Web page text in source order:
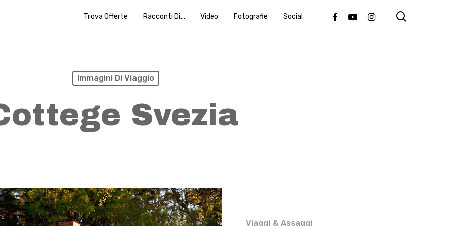
Trova Offerte Racconti Di… Video Fotografie Social FacebookYoutubeInstagram
Immagini Di Viaggio
Svezia
Viaggi & Assaggi